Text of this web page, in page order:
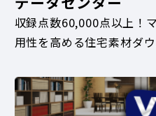
収録点数60,000点以上！
用性を高める住宅素材ダ